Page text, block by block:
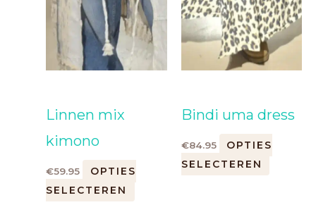
Linnen mix
kimono
€59.95
OPTIES
SELECTEREN
Bindi uma dress
€84.95
OPTIES
SELECTEREN